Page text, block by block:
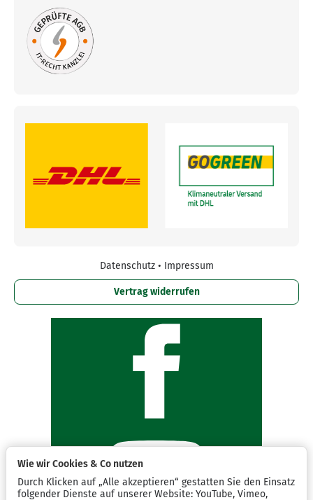
Datenschutz • Impressum
Vertrag widerrufen
Wie wir Cookies & Co nutzen
Durch Klicken auf „Alle akzeptieren“ gestatten Sie den Einsatz
folgender Dienste auf unserer Website: YouTube, Vimeo,